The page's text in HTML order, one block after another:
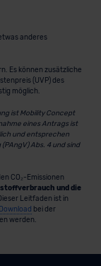
anderes
Es können zusätzliche
(UVP) des
möglich.
ist Mobility Concept
eines Antrags ist
und entsprechen
Abs. 4 und sind
CO₂-Emissionen
und die
Leitfaden ist in
bei der
werden.